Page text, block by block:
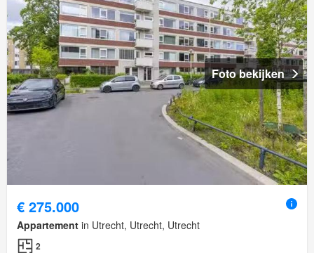
Foto bekijken
€ 275.000
Appartement in Utrecht, Utrecht, Utrecht
2